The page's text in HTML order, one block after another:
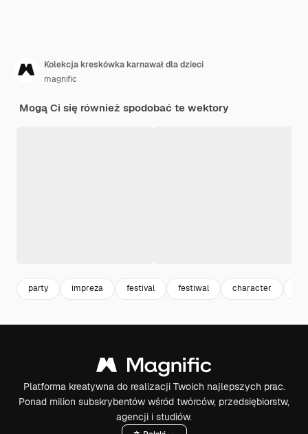
Kolekcja kreskówka karnawał dla dzieci
magnific
Mogą Ci się również spodobać te wektory
party impreza festival festiwal character
Platforma kreatywna do realizacji Twoich najlepszych prac.
Ponad milion subskrybentów wśród twórców, przedsiębiorstw,
agencji i studiów.